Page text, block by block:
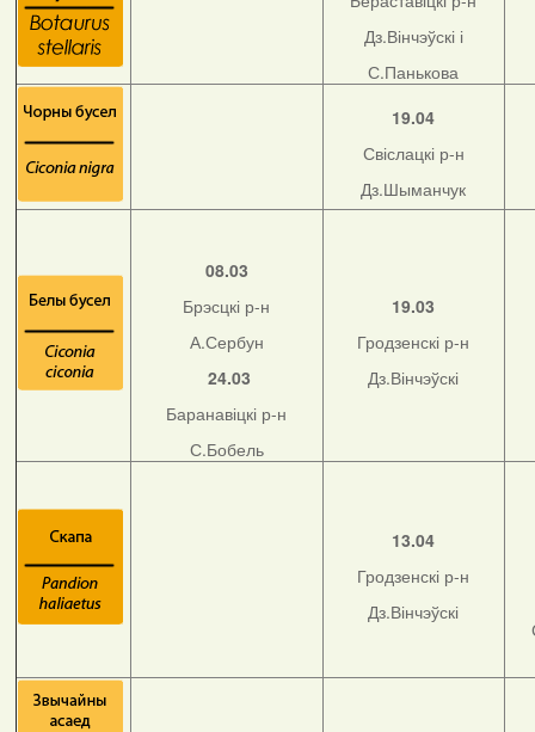
Дз.Вінчэўскі і
С.Панькова
19.04
Свіслацкі р-н
Дз.Шыманчук
08.03
Брэсцкі р-н
А.Сербун
24.03
Баранавіцкі р-н
С.Бобель
19.03
Гродзенскі р-н
Дз.Вінчэўскі
13.04
Гродзенскі р-н
Дз.Вінчэўскі